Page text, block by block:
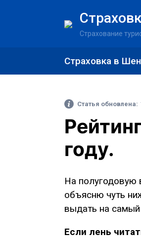
Страхование
Страховка в
Статья обновлена:
году.
На полугодовую
объясню чуть
выдать на
Если лень